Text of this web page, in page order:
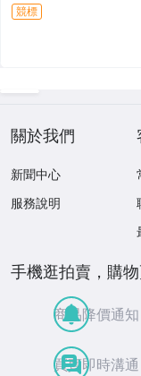
競標
關於我們
新聞中心
服務說明
手機逛拍賣，購
商品降價通知
買賣即時溝通